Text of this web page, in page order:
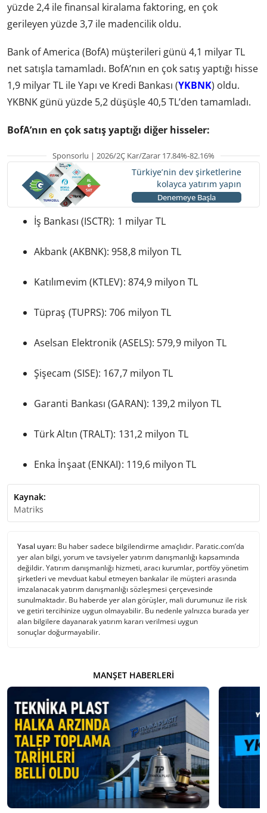
yüzde 2,4 ile finansal kiralama faktoring, en çok
gerileyen yüzde 3,7 ile madencilik oldu.
Bank of America (BofA) müşterileri günü 4,1 milyar TL
net satışla tamamladı. BofA’nın en çok satış yaptığı hisse
1,9 milyar TL ile Yapı ve Kredi Bankası (YKBNK) oldu.
YKBNK günü yüzde 5,2 düşüşle 40,5 TL’den tamamladı.
BofA’nın en çok satış yaptığı diğer hisseler:
Sponsorlu | 2026/2Ç Kar/Zarar 17.84%-82.16%
Türkiye’nin dev şirketlerine
kolayca yatırım yapın
Denemeye Başla
İş Bankası (ISCTR): 1 milyar TL
Akbank (AKBNK): 958,8 milyon TL
Katılımevim (KTLEV): 874,9 milyon TL
Tüpraş (TUPRS): 706 milyon TL
Aselsan Elektronik (ASELS): 579,9 milyon TL
Şişecam (SISE): 167,7 milyon TL
Garanti Bankası (GARAN): 139,2 milyon TL
Türk Altın (TRALT): 131,2 milyon TL
Enka İnşaat (ENKAI): 119,6 milyon TL
Kaynak:
Matriks
Yasal uyarı: Bu haber sadece bilgilendirme amaçlıdır. Paratic.com’da
yer alan bilgi, yorum ve tavsiyeler yatırım danışmanlığı kapsamında
değildir. Yatırım danışmanlığı hizmeti, aracı kurumlar, portföy yönetim
şirketleri ve mevduat kabul etmeyen bankalar ile müşteri arasında
imzalanacak yatırım danışmanlığı sözleşmesi çerçevesinde
sunulmaktadır. Bu haberde yer alan görüşler, mali durumunuz ile risk
ve getiri tercihinize uygun olmayabilir. Bu nedenle yalnızca burada yer
alan bilgilere dayanarak yatırım kararı verilmesi uygun
sonuçlar doğurmayabilir.
MANŞET HABERLERI